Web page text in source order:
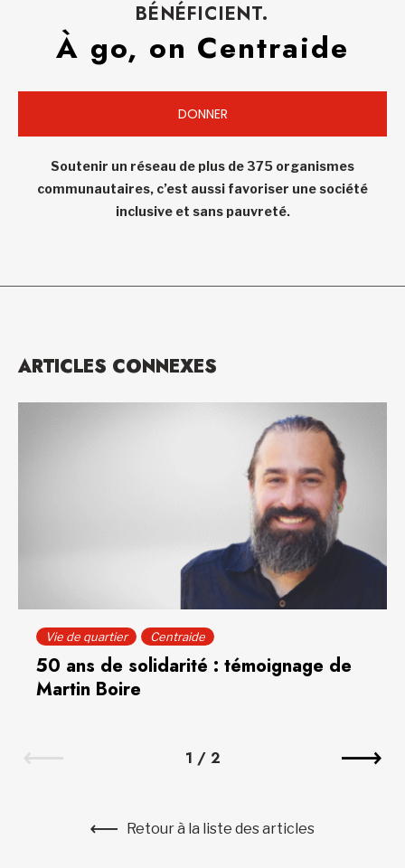
BÉNÉFICIENT.
À go, on Centraide
DONNER
Soutenir un réseau de plus de 375 organismes
communautaires, c’est aussi favoriser une société
inclusive et sans pauvreté.
ARTICLES CONNEXES
Vie de quartier Centraide
50 ans de solidarité : témoignage de
Martin Boire
1 / 2
Retour à la liste des articles